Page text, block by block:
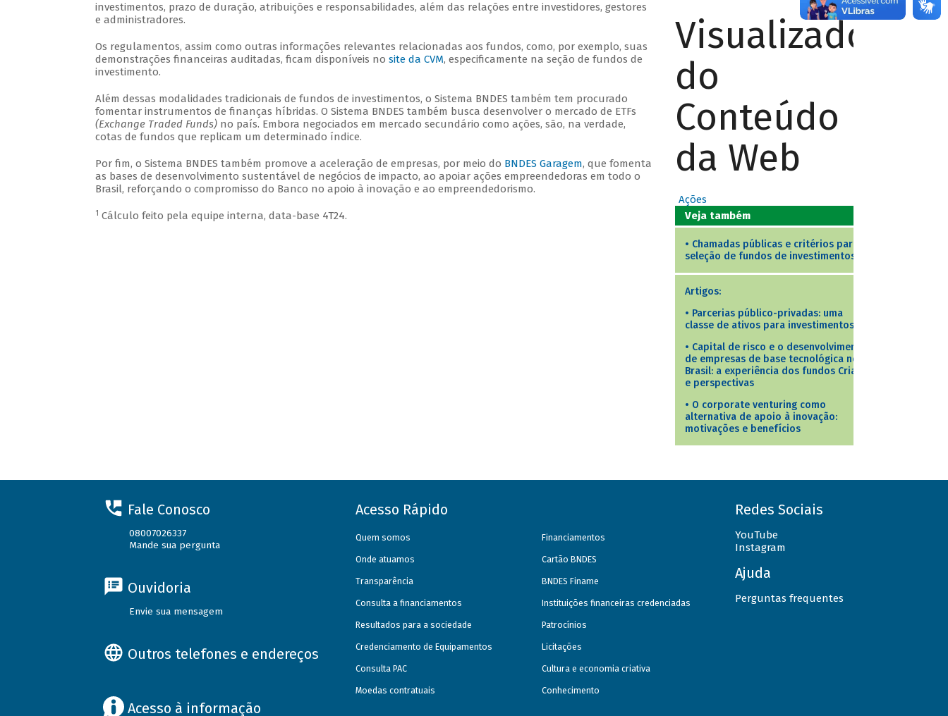
investimentos, prazo de duração, atribuições e responsabilidades, além das relações entre investidores, gestores
e administradores.
Os regulamentos, assim como outras informações relevantes relacionadas aos fundos, como, por exemplo, suas
demonstrações financeiras auditadas, ficam disponíveis no site da CVM, especificamente na seção de fundos de
investimento.
Além dessas modalidades tradicionais de fundos de investimentos, o Sistema BNDES também tem procurado
fomentar instrumentos de finanças híbridas. O Sistema BNDES também busca desenvolver o mercado de ETFs
(Exchange Traded Funds)no país. Embora negociados em mercado secundário como ações, são, na verdade,
cotas de fundos que replicam um determinado índice.
Por fim, o Sistema BNDES também promove a aceleração de empresas, por meio do BNDES Garagem, que fomenta
as bases de desenvolvimento sustentável de negócios de impacto, ao apoiar ações empreendedoras em todo o
Brasil, reforçando o compromisso do Banco no apoio à inovação e ao empreendedorismo.
1 Cálculo feito pela equipe interna, data-base 4T24.
Visualizador
do
Conteúdo
da Web
Ações
Veja também
• Chamadas públicas e critérios para
seleção de fundos de investimentos
Artigos:
• Parcerias público-privadas: uma
classe de ativos para investimentos
• Capital de risco e o desenvolvimento
de empresas de base tecnológica no
Brasil: a experiência dos fundos Criatec
e perspectivas
• O corporate venturing como
alternativa de apoio à inovação:
motivações e benefícios
Fale Conosco
08007026337
Mande sua pergunta
Ouvidoria
Envie sua mensagem
Outros telefones e endereços
Acesso à informação
Acesso Rápido
Quem somos
Onde atuamos
Transparência
Consulta a financiamentos
Resultados para a sociedade
Credenciamento de Equipamentos
Consulta PAC
Moedas contratuais
Financiamentos
Cartão BNDES
BNDES Finame
Instituições financeiras credenciadas
Patrocínios
Licitações
Cultura e economia criativa
Conhecimento
Redes Sociais
YouTube
Instagram
Ajuda
Perguntas frequentes